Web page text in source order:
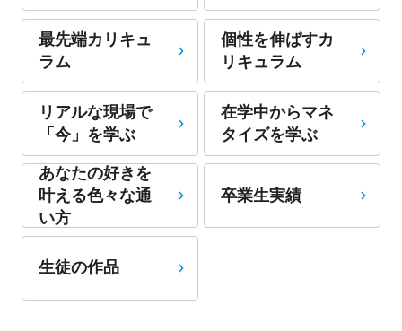
最先端カリキュ
ラム
個性を伸ばすカ
リキュラム
リアルな現場で
「今」を学ぶ
在学中からマネ
タイズを学ぶ
あなたの好きを
叶える⾊々な通
い⽅
卒業生実績
生徒の作品